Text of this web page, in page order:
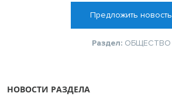
Предложить новость
Раздел: ОБЩЕСТВО
НОВОСТИ РАЗДЕЛА